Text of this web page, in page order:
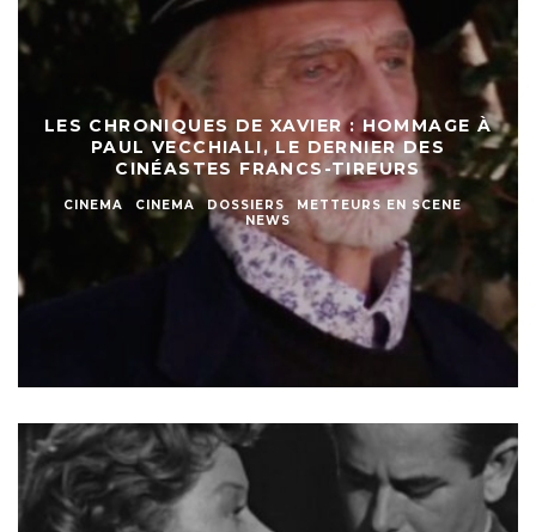
LES CHRONIQUES DE XAVIER : HOMMAGE À
PAUL VECCHIALI, LE DERNIER DES
CINÉASTES FRANCS-TIREURS
CINEMA CINEMA DOSSIERS
METTEURS EN SCENE
NEWS